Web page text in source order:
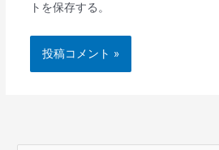
トを保存する。